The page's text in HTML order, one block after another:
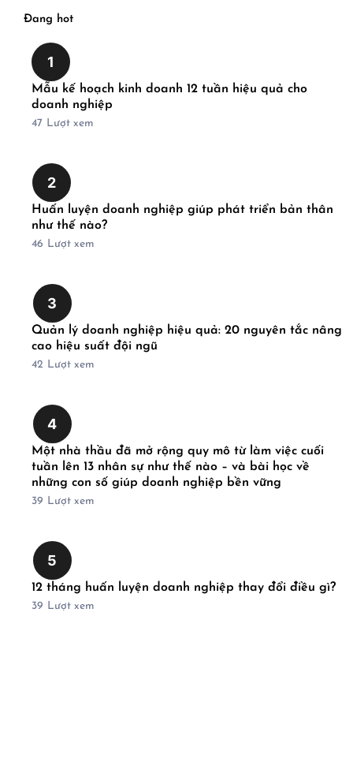
Đang hot
1
Mẫu kế hoạch kinh doanh 12 tuần hiệu quả cho
doanh nghiệp
47 Lượt xem
2
Huấn luyện doanh nghiệp giúp phát triển bản thân
như thế nào?
46 Lượt xem
3
Quản lý doanh nghiệp hiệu quả: 20 nguyên tắc nâng
cao hiệu suất đội ngũ
42 Lượt xem
4
Một nhà thầu đã mở rộng quy mô từ làm việc cuối
tuần lên 13 nhân sự như thế nào – và bài học về
những con số giúp doanh nghiệp bền vững
39 Lượt xem
5
12 tháng huấn luyện doanh nghiệp thay đổi điều gì?
39 Lượt xem